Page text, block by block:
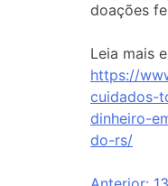
doações
Leia mais
https://
cuidados-
dinheiro-
do-rs/